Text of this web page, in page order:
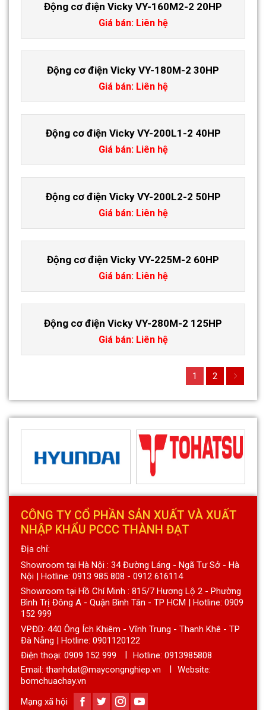
Động cơ điện Vicky VY-160M2-2 20HP
Giá bán: Liên hệ
Động cơ điện Vicky VY-180M-2 30HP
Giá bán: Liên hệ
Động cơ điện Vicky VY-200L1-2 40HP
Giá bán: Liên hệ
Động cơ điện Vicky VY-200L2-2 50HP
Giá bán: Liên hệ
Động cơ điện Vicky VY-225M-2 60HP
Giá bán: Liên hệ
Động cơ điện Vicky VY-280M-2 125HP
Giá bán: Liên hệ
1 2
CÔNG TY CỔ PHẦN SẢN XUẤT VÀ XUẤT
NHẬP KHẨU PCCC THÀNH ĐẠT
Địa chỉ:
Showroom tại Hà Nội : 34 Đường Láng - Ngã Tư Sở - Hà
Nội | Hotline: 0913 985 808 - 0912 616114
Showroom tại Hồ Chí Minh : 815/7 Hương Lộ 2 - Phường
Bình Trị Đông A - Quận Bình Tân - TP HCM | Hotline: 0909
152 999
VPĐD: 440 Ông Ích Khiêm - Vĩnh Trung - Thanh Khê - TP
Đà Nẵng | Hotline: 0901120122
Điện thoại: 0909 152 999
Hotline: 0913985808
Email: thanhdat@maycongnghiep.vn
Website:
bomchuachay.vn
Mạng xã hội